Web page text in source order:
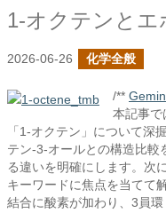
1-オクテンとエ
2026-06-26 化学全般
/**
本記事で
「1-オクテン」について深
テン-3-オールとの構造比較
る違いを明確にします。次
キーワードに焦点を当てて
結合に酸素が加わり、3員